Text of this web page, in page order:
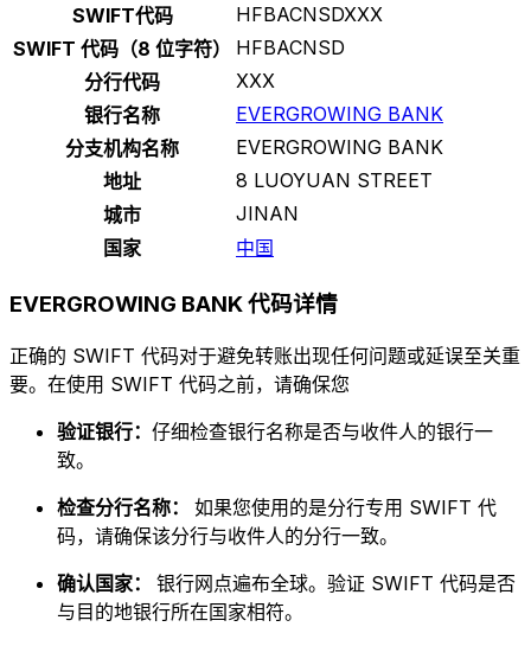
SWIFT代码
HFBACNSDXXX
SWIFT 代码（8 位字符）
HFBACNSD
分行代码
XXX
银行名称
EVERGROWING BANK
分支机构名称
EVERGROWING BANK
地址
8 LUOYUAN STREET
城市
JINAN
国家
中国
EVERGROWING BANK 代码详情
正确的 SWIFT 代码对于避免转账出现任何问题或延误至关重
要。在使用 SWIFT 代码之前，请确保您
验证银行： 仔细检查银行名称是否与收件人的银行一
致。
检查分行名称： 如果您使用的是分行专用 SWIFT 代
码，请确保该分行与收件人的分行一致。
确认国家： 银行网点遍布全球。验证 SWIFT 代码是否
与目的地银行所在国家相符。